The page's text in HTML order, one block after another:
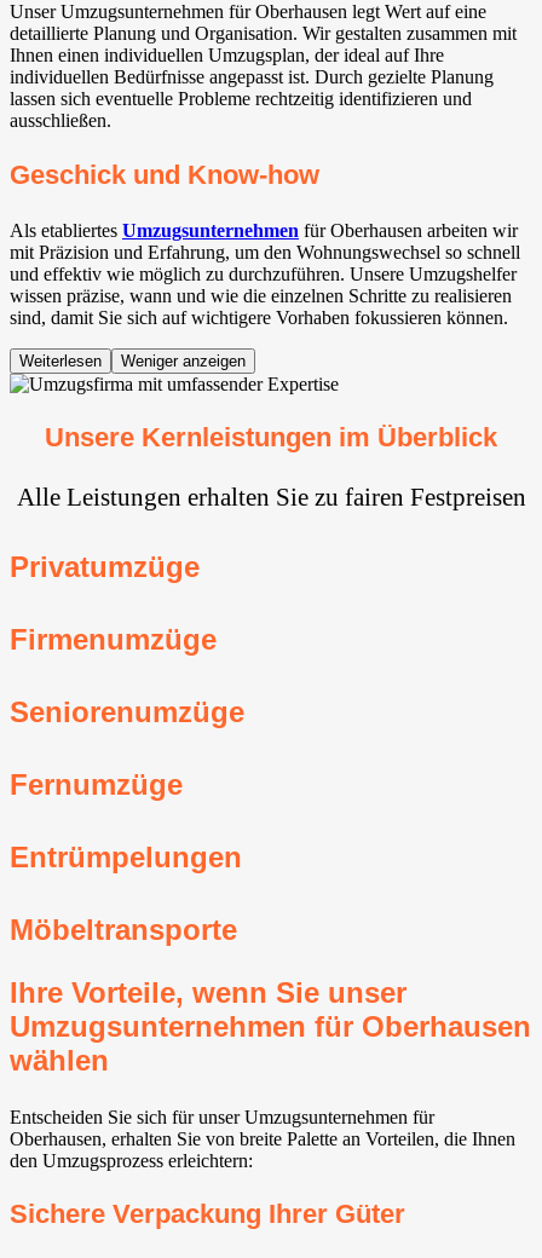
Unser Umzugsunternehmen für Oberhausen legt Wert auf eine
detaillierte Planung und Organisation. Wir gestalten zusammen mit
Ihnen einen individuellen Umzugsplan, der ideal auf Ihre
individuellen Bedürfnisse angepasst ist. Durch gezielte Planung
lassen sich eventuelle Probleme rechtzeitig identifizieren und
ausschließen.
Geschick und Know-how
Als etabliertes Umzugsunternehmen für Oberhausen arbeiten wir
mit Präzision und Erfahrung, um den Wohnungswechsel so schnell
und effektiv wie möglich zu durchzuführen. Unsere Umzugshelfer
wissen präzise, wann und wie die einzelnen Schritte zu realisieren
sind, damit Sie sich auf wichtigere Vorhaben fokussieren können.
Weiterlesen Weniger anzeigen
Unsere Kernleistungen im Überblick
Alle Leistungen erhalten Sie zu fairen Festpreisen
Privatumzüge
Firmenumzüge
Seniorenumzüge
Fernumzüge
Entrümpelungen
Möbeltransporte
Ihre Vorteile, wenn Sie unser
Umzugsunternehmen für Oberhausen
wählen
Entscheiden Sie sich für unser Umzugsunternehmen für
Oberhausen, erhalten Sie von breite Palette an Vorteilen, die Ihnen
den Umzugsprozess erleichtern:
Sichere Verpackung Ihrer Güter